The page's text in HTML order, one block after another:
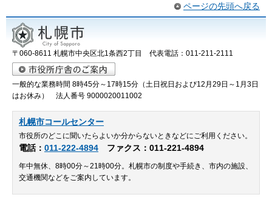
ページの先頭へ戻る
〒060-8611 札幌市中央区北1条西2丁目 代表電話：011-211-2111
一般的な業務時間 8時45分～17時15分（土日祝日および12月29日～1月3日
はお休み） 法人番号 9000020011002
札幌市コールセンター
市役所のどこに聞いたらよいか分からないときなどにご利用ください。
電話： 011-222-4894 ファクス：011-221-4894
年中無休、8時00分～21時00分。札幌市の制度や手続き、市内の施設、
交通機関などをご案内しています。